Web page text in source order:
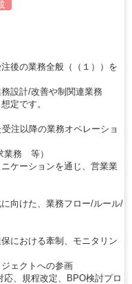
後の業務全般（（１））を
設計/改善や制関連業務
定です。
注以降の業務オペレーショ
業務 等）
ケーションを通じ、営業業
向けた、業務フロー/ルール/
における牽制、モニタリン
ェクトへの参画
、規程改定、BPO検討プロ